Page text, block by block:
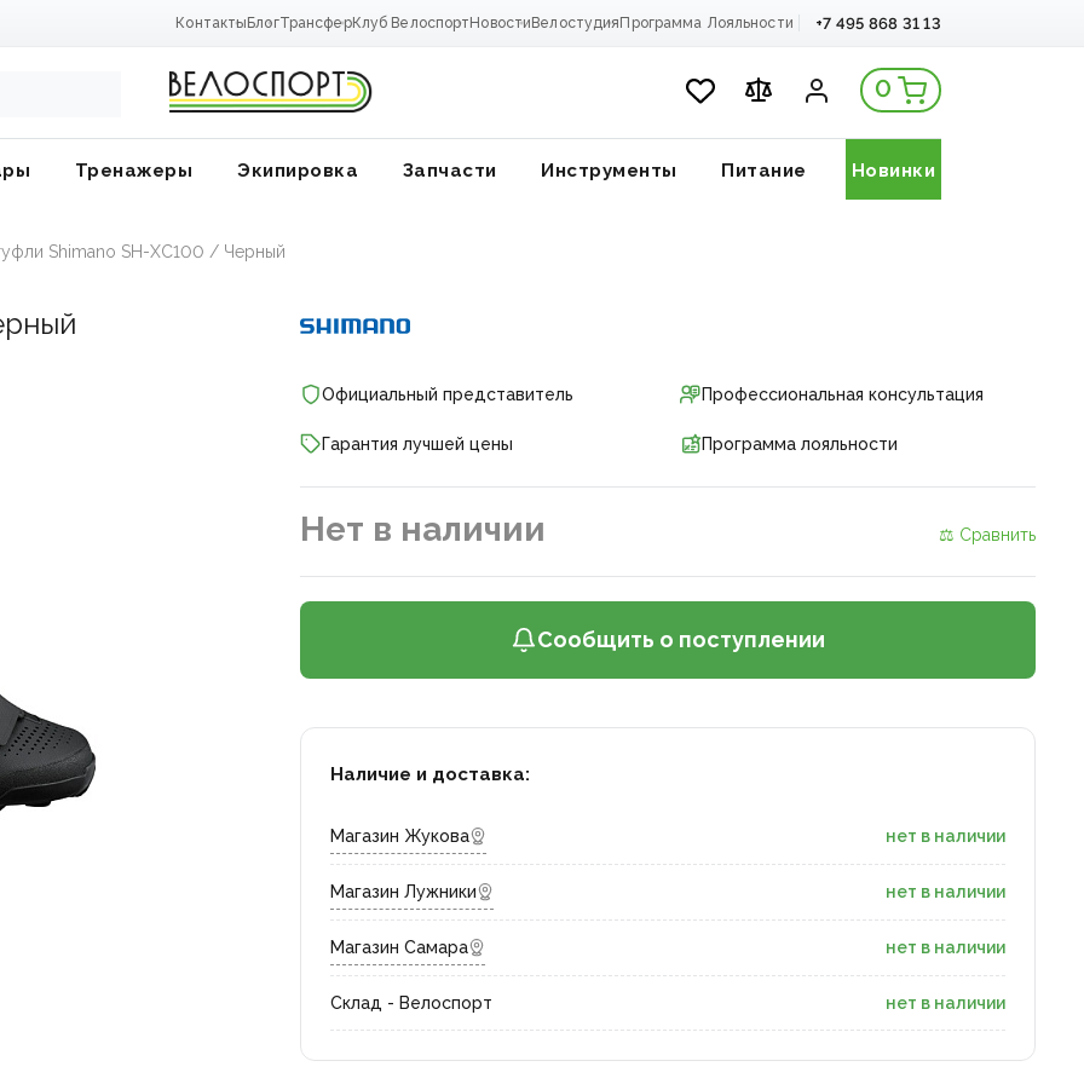
Контакты БлогТрансферКлуб Велоспорт Новости Велостудия Программа Лояльности +7 495 868 31 13
0
Тренажеры Экипировка Запчасти Инструменты Питание Новинки
Shimano SH-XC100 / Черный
Официальный представитель Профессиональная консультация
Гарантия лучшей цены Программа лояльности
Нет в наличии ⚖ Сравнить
Сообщить о поступлении
Наличие и доставка:
Магазин Жукова нет в наличии
Магазин Лужники нет в наличии
Магазин Самара нет в наличии
Склад - Велоспорт нет в наличии